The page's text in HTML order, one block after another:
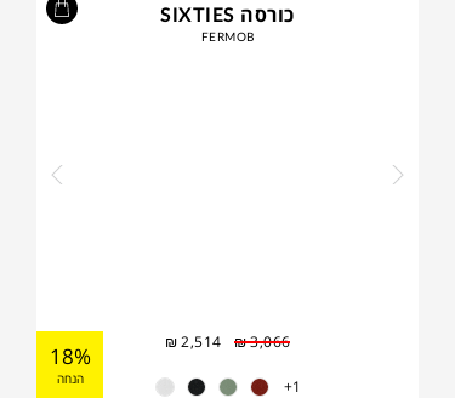
כורסה SIXTIES
FERMOB
₪3,066
₪2,514
18%
הנחה 1+